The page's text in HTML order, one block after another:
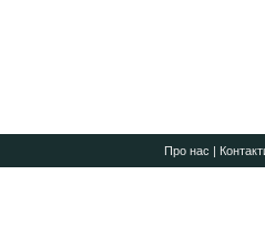
Про нас |